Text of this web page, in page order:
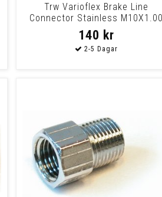
Trw Varioflex Brake Line
Connector Stainless M10X1.00
Universal This C
140 kr